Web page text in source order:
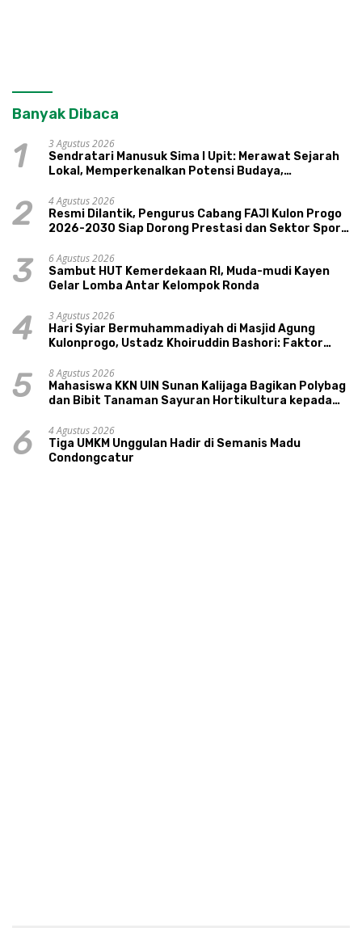
Banyak Dibaca
1
3 Agustus 2026
Sendratari Manusuk Sima I Upit: Merawat Sejarah
Lokal, Memperkenalkan Potensi Budaya,
2
4 Agustus 2026
Resmi Dilantik, Pengurus Cabang FAJI Kulon Progo
2026-2030 Siap Dorong Prestasi dan Sektor Sport
3
6 Agustus 2026
Sambut HUT Kemerdekaan RI, Muda-mudi Kayen
Gelar Lomba Antar Kelompok Ronda
4
3 Agustus 2026
Hari Syiar Bermuhammadiyah di Masjid Agung
Kulonprogo, Ustadz Khoiruddin Bashori: Faktor
5
8 Agustus 2026
Mahasiswa KKN UIN Sunan Kalijaga Bagikan Polybag
dan Bibit Tanaman Sayuran Hortikultura kepada
6
4 Agustus 2026
Tiga UMKM Unggulan Hadir di Semanis Madu
Condongcatur